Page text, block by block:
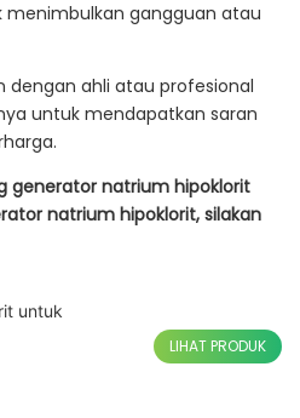
gangguan atau
dengan ahli atau profesional
untuk mendapatkan saran
generator natrium hipoklorit
natrium hipoklorit, silakan
untuk
LIHAT PRODUK